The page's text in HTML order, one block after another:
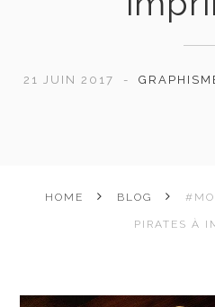
21 JUIN 2017
HOME BLOG
PIRATES À